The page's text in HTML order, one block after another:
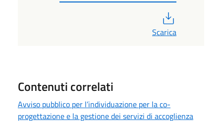
Scarica
Contenuti correlati
Avviso pubblico per l’individuazione per la co-
progettazione e la gestione dei servizi di accoglienza